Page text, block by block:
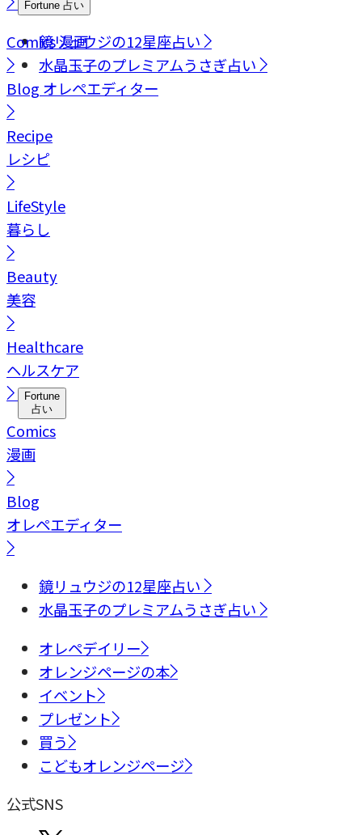
Fortune 占い
鏡リュウジの12星座占い
水晶玉子のプレミアムうさぎ占い
Comics漫画
Blog オレペエディター
Recipe
レシピ
LifeStyle
暮らし
Beauty
美容
Healthcare
ヘルスケア
Fortune
占い
Comics
漫画
Blog
オレペエディター
鏡リュウジの12星座占い
水晶玉子のプレミアムうさぎ占い
オレペデイリー
オレンジページの本
イベント
プレゼント
買う
こどもオレンジページ
公式SNS